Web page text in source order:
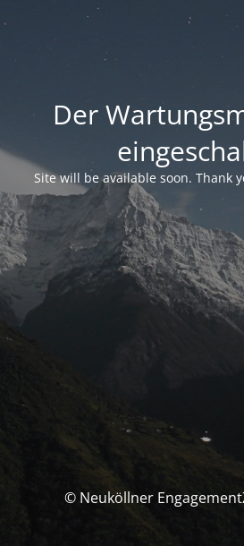
Der
Site will be available soon. Thank
© Neuköllner